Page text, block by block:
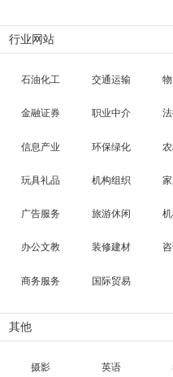
行业网站
石油化工 交通运输
金融证券 职业中介
信息产业 环保绿化
玩具礼品 机构组织
广告服务 旅游休闲
办公文教 装修建材
商务服务 国际贸易
其他
摄影 英语